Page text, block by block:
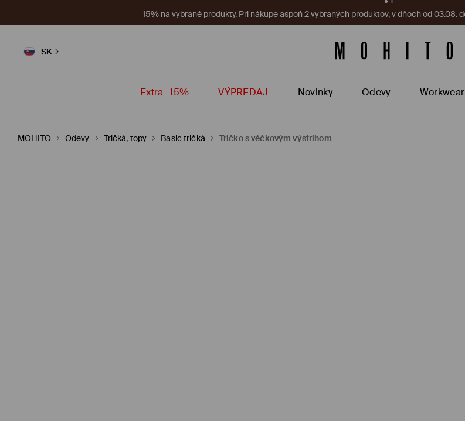
–4 EUR na nezľavnené produkty. Pri nákupe nad 40 EUR, 03.08–09.08.
SK
Extra -15% VÝPREDAJ Novinky Odevy Workwear
MOHITO Odevy Tričká, topy Basic tričká Tričko s véčkovým výstrihom